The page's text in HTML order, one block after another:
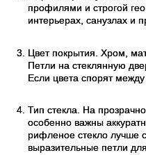
профилями и строгой
интерьерах, санузлах и
Цвет покрытия. Хром,
Петли на стеклянную
Если цвета спорят
Тип стекла. На
особенно важны
рифленое стекло лучше
выразительные петли